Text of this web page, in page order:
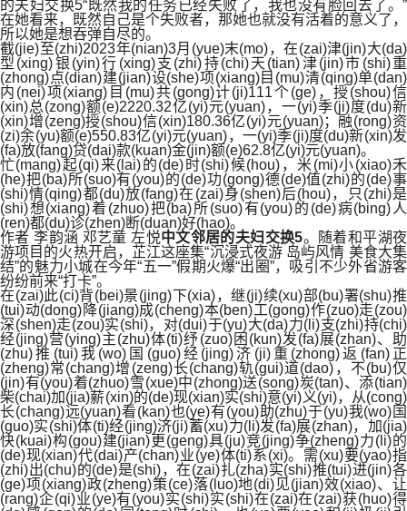
的夫妇交换5“既然我的任务已经失败了，我也没有脸回去了。”
在她看来，既然自己是个失败者，那她也就没有活着的意义了，
所以她是想吞弹自尽的。
截(jie)至(zhi)2023年(nian)3月(yue)末(mo)，在(zai)津(jin)大(da)
型(xing)银(yin)行(xing)支(zhi)持(chi)天(tian)津(jin)市(shi)重
(zhong)点(dian)建(jian)设(she)项(xiang)目(mu)清(qing)单(dan)
内(nei)项(xiang)目(mu)共(gong)计(ji)111个(ge)，授(shou)信
(xin)总(zong)额(e)2220.32亿(yi)元(yuan)，一(yi)季(ji)度(du)新
(xin)增(zeng)授(shou)信(xin)180.36亿(yi)元(yuan)；融(rong)资
(zi)余(yu)额(e)550.83亿(yi)元(yuan)，一(yi)季(ji)度(du)新(xin)发
(fa)放(fang)贷(dai)款(kuan)金(jin)额(e)62.8亿(yi)元(yuan)。
忙(mang)起(qi)来(lai)的(de)时(shi)候(hou)，米(mi)小(xiao)禾
(he)把(ba)所(suo)有(you)的(de)功(gong)德(de)值(zhi)的(de)事
(shi)情(qing)都(du)放(fang)在(zai)身(shen)后(hou)，只(zhi)是
(shi)想(xiang)着(zhuo)把(ba)所(suo)有(you)的(de)病(bing)人
(ren)都(du)诊(zhen)断(duan)好(hao)。
作者 李韵涵 邓艺童 左悦中文邻居的夫妇交换5。随着和平湖夜
游项目的火热开启，芷江这座集“沉浸式夜游 岛屿风情 美食大集
结”的魅力小城在今年“五一”假期火爆“出圈”，吸引不少外省游客
纷纷前来“打卡”。
在(zai)此(ci)背(bei)景(jing)下(xia)，继(ji)续(xu)部(bu)署(shu)推
(tui)动(dong)降(jiang)成(cheng)本(ben)工(gong)作(zuo)走(zou)
深(shen)走(zou)实(shi)，对(dui)于(yu)大(da)力(li)支(zhi)持(chi)
经(jing)营(ying)主(zhu)体(ti)纾(zuo)困(kun)发(fa)展(zhan)、助
(zhu)推(tui)我(wo)国(guo)经(jing)济(ji)重(zhong)返(fan)正
(zheng)常(chang)增(zeng)长(chang)轨(gui)道(dao)，不(bu)仅
(jin)有(you)着(zhuo)雪(xue)中(zhong)送(song)炭(tan)、添(tian)
柴(chai)加(jia)薪(xin)的(de)现(xian)实(shi)意(yi)义(yi)，从(cong)
长(chang)远(yuan)看(kan)也(ye)有(you)助(zhu)于(yu)我(wo)国
(guo)实(shi)体(ti)经(jing)济(ji)蓄(xu)力(li)发(fa)展(zhan)，加(jia)
快(kuai)构(gou)建(jian)更(geng)具(ju)竞(jing)争(zheng)力(li)的
(de)现(xian)代(dai)产(chan)业(ye)体(ti)系(xi)。需(xu)要(yao)指
(zhi)出(chu)的(de)是(shi)，在(zai)扎(zha)实(shi)推(tui)进(jin)各
(ge)项(xiang)政(zheng)策(ce)落(luo)地(di)见(jian)效(xiao)、让
(rang)企(qi)业(ye)有(you)实(shi)实(shi)在(zai)在(zai)获(huo)得